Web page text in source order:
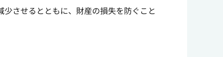
させるとともに、財産の損失を防ぐこと